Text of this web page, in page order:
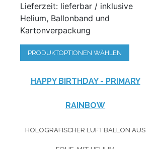
Lieferzeit: lieferbar / inklusive
Helium, Ballonband und
Kartonverpackung
PRODUKTOPTIONEN WÄHLEN
HAPPY BIRTHDAY - PRIMARY
RAINBOW
HOLOGRAFISCHER LUFTBALLON AUS